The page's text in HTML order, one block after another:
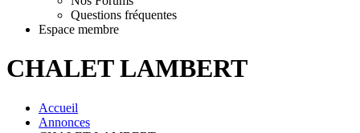
Questions fréquentes
Espace membre
CHALET LAMBERT
Accueil
Annonces